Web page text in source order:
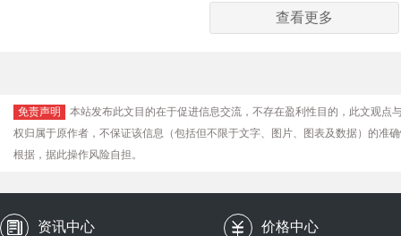
查看更多
免责声明
本站发布此文目的在于促进信息交流，不存在盈利性目的，此文观
权归属于原作者，不保证该信息（包括但不限于文字、图片、图表及数据）的准
根据，据此操作风险自担。
资讯中心 价格中心